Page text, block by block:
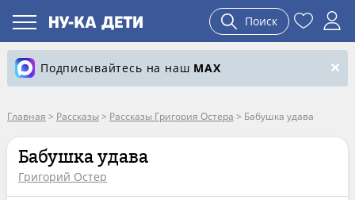
Поиск
Подписывайтесь на наш MAX
Главная > Рассказы > Рассказы Григория Остера > Бабушка удава
Бабушка удава
Григорий Остер